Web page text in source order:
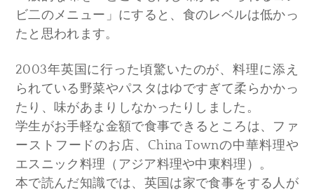
ビ二のメニュー」にすると、食のレベルは低かっ
たと思われます。
2003年英国に行った頃驚いたのが、料理に添え
られている野菜やパスタはゆですぎて柔らかかっ
たり、味があまりしなかったりしました。
学生がお手軽な金額で食事できるところは、ファ
ーストフードのお店、China Townの中華料理や
エスニック料理（アジア料理や中東料理）。
本で読んだ知識では、英国は家で食事をする人が